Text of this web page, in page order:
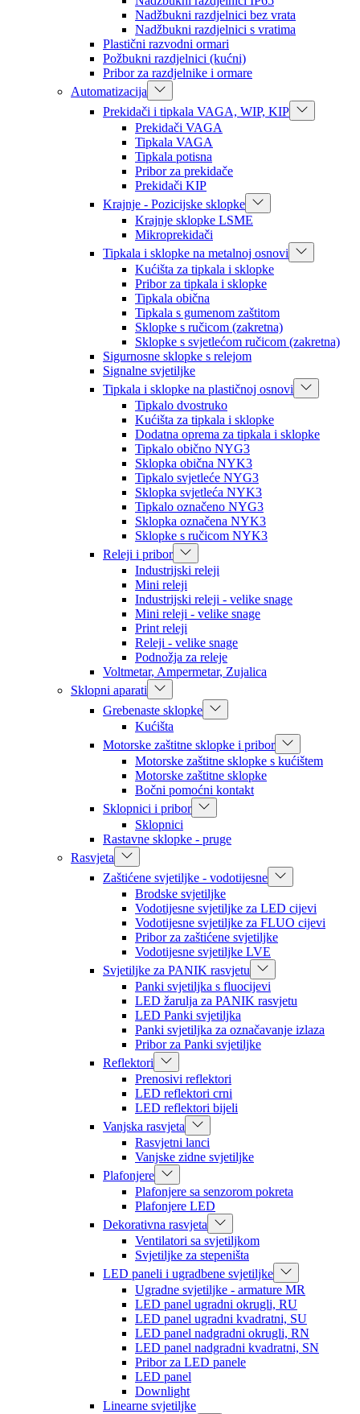
Nadžbukni razdjelnici bez vrata
Nadžbukni razdjelnici s vratima
Plastični razvodni ormari
Požbukni razdjelnici (kućni)
Pribor za razdjelnike i ormare
Automatizacija
Prekidači i tipkala VAGA, WIP, KIP
Prekidači VAGA
Tipkala VAGA
Tipkala potisna
Pribor za prekidače
Prekidači KIP
Krajnje - Pozicijske sklopke
Krajnje sklopke LSME
Mikroprekidači
Tipkala i sklopke na metalnoj osnovi
Kućišta za tipkala i sklopke
Pribor za tipkala i sklopke
Tipkala obična
Tipkala s gumenom zaštitom
Sklopke s ručicom (zakretna)
Sklopke s svjetlećom ručicom (zakretna)
Sigurnosne sklopke s relejom
Signalne svjetiljke
Tipkala i sklopke na plastičnoj osnovi
Tipkalo dvostruko
Kućišta za tipkala i sklopke
Dodatna oprema za tipkala i sklopke
Tipkalo obično NYG3
Sklopka obična NYK3
Tipkalo svjetleće NYG3
Sklopka svjetleća NYK3
Tipkalo označeno NYG3
Sklopka označena NYK3
Sklopke s ručicom NYK3
Releji i pribor
Industrijski releji
Mini releji
Industrijski releji - velike snage
Mini releji - velike snage
Print releji
Releji - velike snage
Podnožja za releje
Voltmetar, Ampermetar, Zujalica
Sklopni aparati
Grebenaste sklopke
Kućišta
Motorske zaštitne sklopke i pribor
Motorske zaštitne sklopke s kućištem
Motorske zaštitne sklopke
Bočni pomoćni kontakt
Sklopnici i pribor
Sklopnici
Rastavne sklopke - pruge
Rasvjeta
Zaštićene svjetiljke - vodotijesne
Brodske svjetiljke
Vodotijesne svjetiljke za LED cijevi
Vodotijesne svjetiljke za FLUO cijevi
Pribor za zaštićene svjetiljke
Vodotijesne svjetiljke LVE
Svjetiljke za PANIK rasvjetu
Panki svjetiljka s fluocijevi
LED žarulja za PANIK rasvjetu
LED Panki svjetiljka
Panki svjetiljka za označavanje izlaza
Pribor za Panki svjetiljke
Reflektori
Prenosivi reflektori
LED reflektori crni
LED reflektori bijeli
Vanjska rasvjeta
Rasvjetni lanci
Vanjske zidne svjetiljke
Plafonjere
Plafonjere sa senzorom pokreta
Plafonjere LED
Dekorativna rasvjeta
Ventilatori sa svjetiljkom
Svjetiljke za stepeništa
LED paneli i ugradbene svjetiljke
Ugradne svjetiljke - armature MR
LED panel ugradni okrugli, RU
LED panel ugradni kvadratni, SU
LED panel nadgradni okrugli, RN
LED panel nadgradni kvadratni, SN
Pribor za LED panele
LED panel
Downlight
Linearne svjetiljke